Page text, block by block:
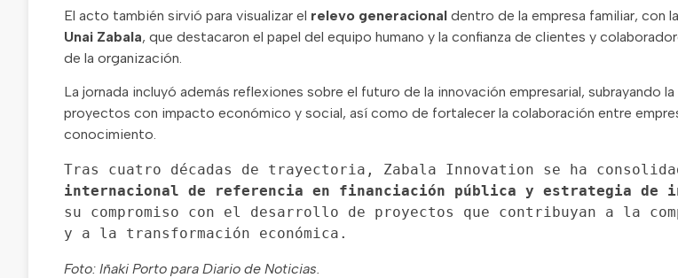
El acto también sirvió para visualizar el relevo generacional dentro de la empresa familiar, con
Unai Zabala, que destacaron el papel del equipo humano y la confianza de clientes y
de la organización.
La jornada incluyó además reflexiones sobre el futuro de la innovación empresarial, subrayando
proyectos con impacto económico y social, así como de fortalecer la colaboración entre
conocimiento.
Tras cuatro décadas de trayectoria, Zabala Innovation se ha
internacional de referencia en financiación pública y estrategia de
su compromiso con el desarrollo de proyectos que contribuyan a la
y a la transformación económica.
Foto: Iñaki Porto para Diario de Noticias.